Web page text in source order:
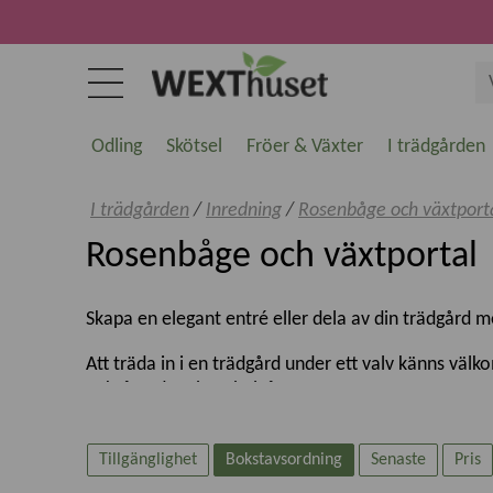
Odling Skötsel Fröer & Växter I trädgården
I trädgården / Inredning/ Rosenbåge och
Rosenbåge och växtportal
Skapa en elegant entré eller dela av din trädgård
Att träda in i en trädgård under ett valv känns
Vi har ett stort utbud av klassiska modeller från
vintertid.
Tillgänglighet Bokstavsordning Senaste Pris